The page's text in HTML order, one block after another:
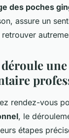
des poches
assure un
une
rendez-vous
, le
étapes